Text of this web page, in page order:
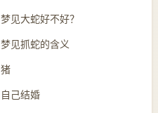
梦见大蛇好不好？
梦见抓蛇的含义
猪
自己结婚